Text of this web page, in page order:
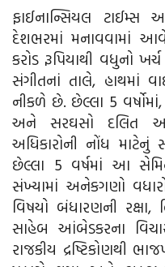
ફાઈનાન્સિયલ ટાઈમ્સ
દેશભરમાં મનાવવામાં
કરોડ રૂપિયાથી વધુનો
સંગીતનાં તાલે, હાથમાં
નીકળે છે. છેલ્લા 5
અને સરઘસો દલિત
અધિકારોની નોંધ માટેનું
છેલ્લા 5 વર્ષમાં આ
સંખ્યામાં અનેકગણો
વિષયો બંધારણની રક્ષા,
સાહેબ આંબેડકરના
રાજકીય દ્રષ્ટિકોણથી